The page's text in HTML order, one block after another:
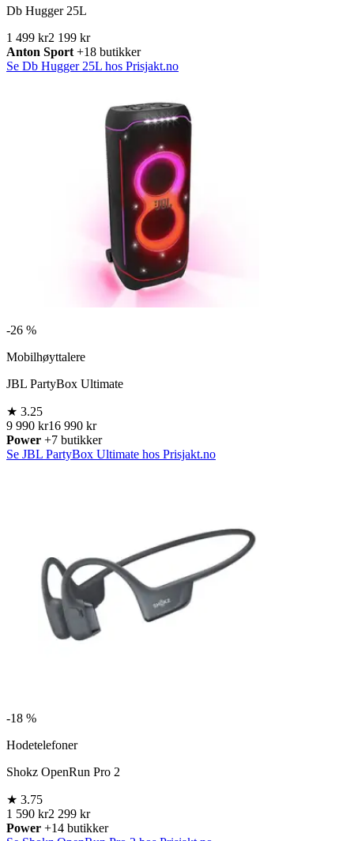
Db Hugger 25L
1 499 kr2 199 kr
Anton Sport +18 butikker
Se Db Hugger 25L hos Prisjakt.no
-26 %
Mobilhøyttalere
JBL PartyBox Ultimate
★ 3.25
9 990 kr16 990 kr
Power +7 butikker
Se JBL PartyBox Ultimate hos Prisjakt.no
-18 %
Hodetelefoner
Shokz OpenRun Pro 2
★ 3.75
1 590 kr2 299 kr
Power +14 butikker